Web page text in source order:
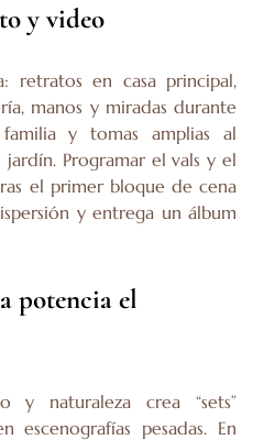
y video
retratos en casa principal,
manos y miradas durante
y tomas amplias al
Programar el vals y el
el primer bloque de cena
y entrega un álbum
potencia el
y naturaleza crea “sets”
escenografías pesadas. En